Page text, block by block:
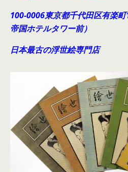
100-0006東京都千代田区有楽
帝国ホテルタワー前）
日本最古の浮世絵専門店